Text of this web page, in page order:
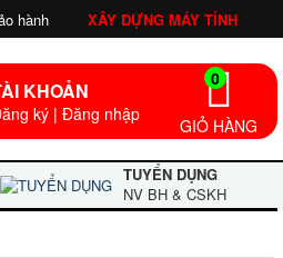
hành XÂY DỰNG MÁY TÍNH
KHOẢN
ký | Đăng nhập
0
GIỎ HÀNG
TUYỂN DỤNG
NV BH & CSKH